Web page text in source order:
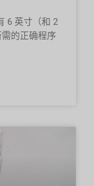
6 英寸（和 2
的正确程序